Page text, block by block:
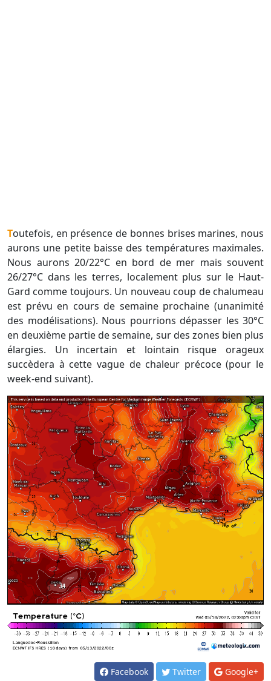
Toutefois, en présence de bonnes brises marines, nous
aurons une petite baisse des températures maximales.
Nous aurons 20/22°C en bord de mer mais souvent
26/27°C dans les terres, localement plus sur le Haut-
Gard comme toujours. Un nouveau coup de chalumeau
est prévu en cours de semaine prochaine (unanimité
des modélisations). Nous pourrions dépasser les 30°C
en deuxième partie de semaine, sur des zones bien plus
élargies. Un incertain et lointain risque orageux
succèdera à cette vague de chaleur précoce (pour le
week-end suivant).
Facebook Twitter Google+